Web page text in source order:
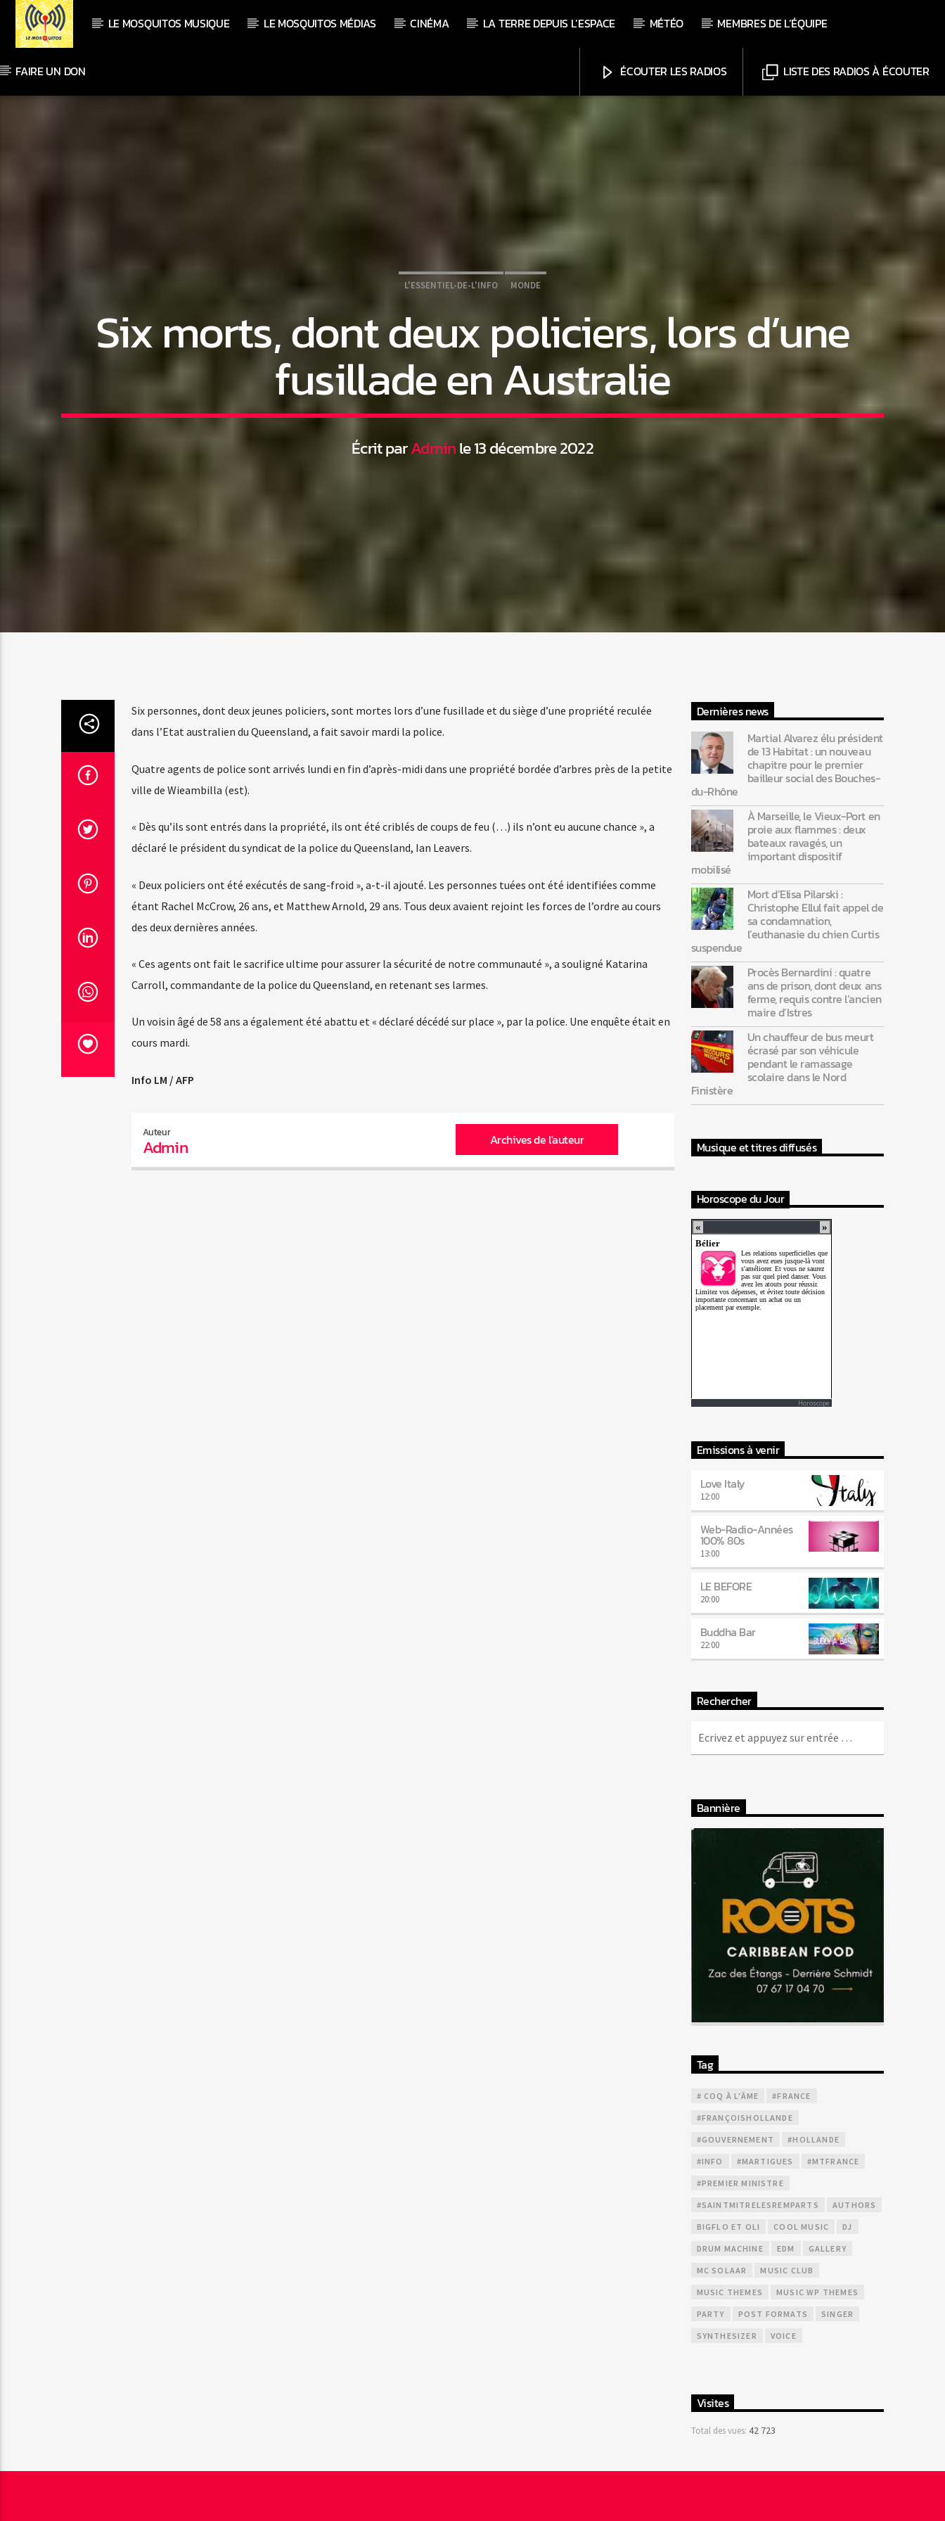
LE MOSQUITOS MUSIQUE LE MOSQUITOS MÉDIAS CINÉMA LA TERRE DEPUIS L’ESPACE MÉTÉO MEMBRES DE L’ÉQUIPE
FAIRE UN DON LISTE DES RADIOS À ÉCOUTER
ÉCOUTER LES RADIOS
L'ESSENTIEL-DE-L'INFO MONDE
Six morts, dont deux policiers, lors d’une
fusillade en Australie
Écrit parAdminle 13 décembre 2022
Six personnes, dont deux jeunes policiers, sont mortes lors d’une fusillade et du siège d’une propriété reculée
dans l’Etat australien du Queensland, a fait savoir mardi la police.
Quatre agents de police sont arrivés lundi en fin d’après-midi dans une propriété bordée d’arbres près de la petite
ville de Wieambilla (est).
« Dès qu’ils sont entrés dans la propriété, ils ont été criblés de coups de feu (…) ils n’ont eu aucune chance », a
déclaré le président du syndicat de la police du Queensland, Ian Leavers.
« Deux policiers ont été exécutés de sang-froid », a-t-il ajouté. Les personnes tuées ont été identifiées comme
étant Rachel McCrow, 26 ans, et Matthew Arnold, 29 ans. Tous deux avaient rejoint les forces de l’ordre au cours
des deux dernières années.
« Ces agents ont fait le sacrifice ultime pour assurer la sécurité de notre communauté », a souligné Katarina
Carroll, commandante de la police du Queensland, en retenant ses larmes.
Un voisin âgé de 58 ans a également été abattu et « déclaré décédé sur place », par la police. Une enquête était en
cours mardi.
Info LM / AFP
Auteur
Admin Archives de l'auteur
Dernières news
Martial Alvarez élu président
de 13 Habitat : un nouveau
chapitre pour le premier
bailleur social des Bouches-
du-Rhône
À Marseille, le Vieux-Port en
proie aux flammes : deux
bateaux ravagés, un
important dispositif
mobilisé
Mort d’Elisa Pilarski :
Christophe Ellul fait appel de
sa condamnation,
l’euthanasie du chien Curtis
suspendue
Procès Bernardini : quatre
ans de prison, dont deux ans
ferme, requis contre l’ancien
maire d’Istres
Un chauffeur de bus meurt
écrasé par son véhicule
pendant le ramassage
scolaire dans le Nord
Finistère
Musique et titres diffusés
Horoscope du Jour
Horoscope
Emissions à venir
Love Italy
12:00
Web-Radio-Années
100% 80s
13:00
LE BEFORE
20:00
Buddha Bar
22:00
Rechercher
Bannière
Tag
# COQ À L'ÂME #FRANCE
#FRANÇOISHOLLANDE
#GOUVERNEMENT #HOLLANDE
#INFO #MARTIGUES #MTFRANCE
#PREMIER MINISTRE
#SAINTMITRELESREMPARTS AUTHORS
BIGFLO ET OLI COOL MUSIC DJ
DRUM MACHINE EDM GALLERY
MC SOLAAR MUSIC CLUB
MUSIC THEMES MUSIC WP THEMES
PARTY POST FORMATS SINGER
SYNTHESIZER VOICE
Visites
Total des vues: 42 723